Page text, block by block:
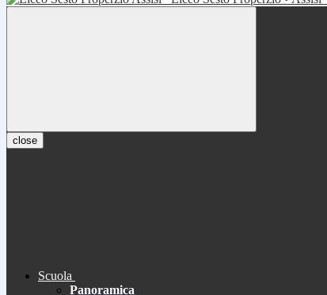
close
Scuola
Panoramica